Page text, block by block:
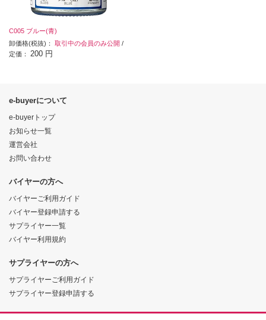
C005 ブルー(青)
卸価格(税抜)： 取引中の会員のみ公開 /
定価： 200 円
e-buyerについて
e-buyerトップ
お知らせ一覧
運営会社
お問い合わせ
バイヤーの方へ
バイヤーご利用ガイド
バイヤー登録申請する
サプライヤー一覧
バイヤー利用規約
サプライヤーの方へ
サプライヤーご利用ガイド
サプライヤー登録申請する